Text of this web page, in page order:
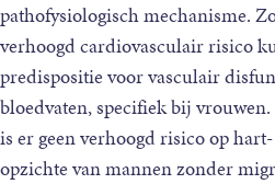
pathofysiologisch mechanisme.
verhoogd cardiovasculair risico
predispositie voor vasculair
bloedvaten, specifiek bij
is er geen verhoogd risico op
opzichte van mannen zonder